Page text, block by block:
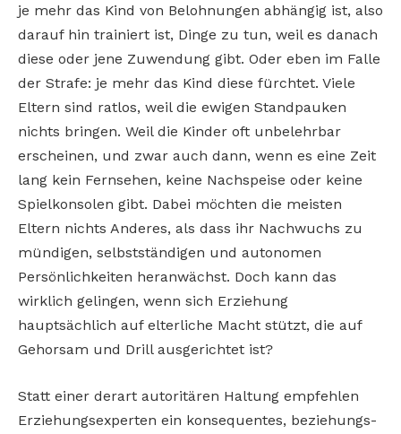
je mehr das Kind von Belohnungen abhängig ist, also
darauf hin trainiert ist, Dinge zu tun, weil es danach
diese oder jene Zuwendung gibt. Oder eben im Falle
der Strafe: je mehr das Kind diese fürchtet. Viele
Eltern sind ratlos, weil die ewigen Standpauken
nichts bringen. Weil die Kinder oft unbelehrbar
erscheinen, und zwar auch dann, wenn es eine Zeit
lang kein Fernsehen, keine Nachspeise oder keine
Spielkonsolen gibt. Dabei möchten die meisten
Eltern nichts Anderes, als dass ihr Nachwuchs zu
mündigen, selbstständigen und autonomen
Persönlichkeiten heranwächst. Doch kann das
wirklich gelingen, wenn sich Erziehung
hauptsächlich auf elterliche Macht stützt, die auf
Gehorsam und Drill ausgerichtet ist?
Statt einer derart autoritären Haltung empfehlen
Erziehungsexperten ein konsequentes, beziehungs-